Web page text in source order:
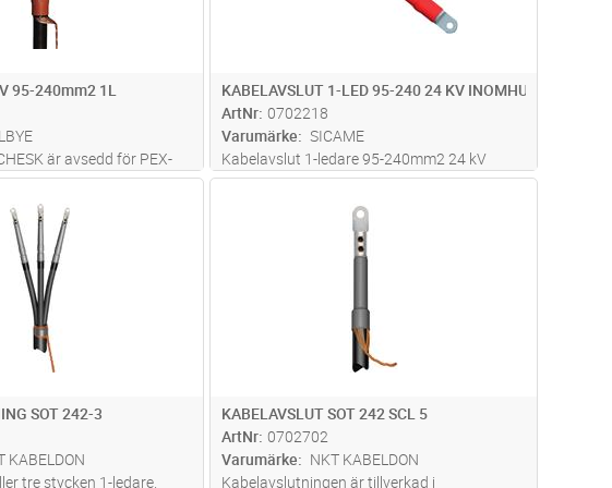
95-240mm2 1L
är avsedd för PEX-
1 och 3 ledar kablar
KABELAVSLUT 1-LED 95-240 24 KV INOMHUS
ArtNr 0702218
Varumärke
SICAME
Kabelavslut 1-ledare 95-240mm2 24 kV
Inomhus
Lägg i kundvagn
SOT 242-3
KABELDON
tre stycken 1-ledare.
KABELAVSLUT SOT 242 SCL 5
ArtNr 0702702
Varumärke
NKT KABELDON
Kabelavslutningen är tillverkad i